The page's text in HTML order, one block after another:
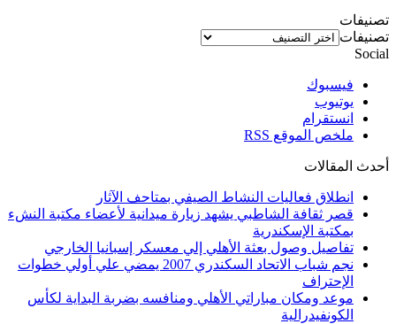
تصنيفات
تصنيفات
Social
فيسبوك
يوتيوب
انستقرام
ملخص الموقع RSS
أحدث المقالات
انطلاق فعاليات النشاط الصيفي بمتاحف الآثار
قصر ثقافة الشاطبي يشهد زيارة ميدانية لأعضاء مكتبة النشء
بمكتبة الإسكندرية
تفاصيل وصول بعثة الأهلي إلي معسكر إسبانيا الخارجي
نجم شباب الاتحاد السكندري 2007 يمضي علي أولي خطوات
الإحتراف
موعد ومكان مباراتي الأهلي ومنافسه بضربة البداية لكأس
الكونفيدرالية